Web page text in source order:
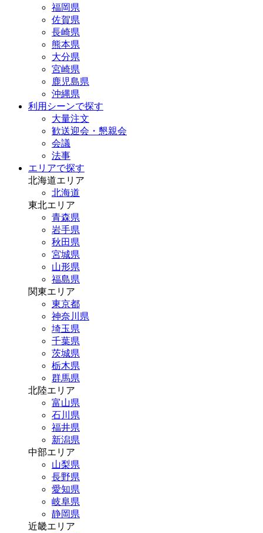
福岡県
佐賀県
長崎県
熊本県
大分県
宮崎県
鹿児島県
沖縄県
利用シーンで探す
大量注文
歓送迎会・懇親会
会議
法事
エリアで探す
北海道エリア
北海道
東北エリア
青森県
岩手県
秋田県
宮城県
山形県
福島県
関東エリア
東京都
神奈川県
埼玉県
千葉県
茨城県
栃木県
群馬県
北陸エリア
富山県
石川県
福井県
新潟県
中部エリア
山梨県
長野県
愛知県
岐阜県
静岡県
近畿エリア